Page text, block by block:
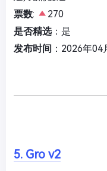
票数:
270
是否精选：是
发布时间 ：2026年
5. Gro v2